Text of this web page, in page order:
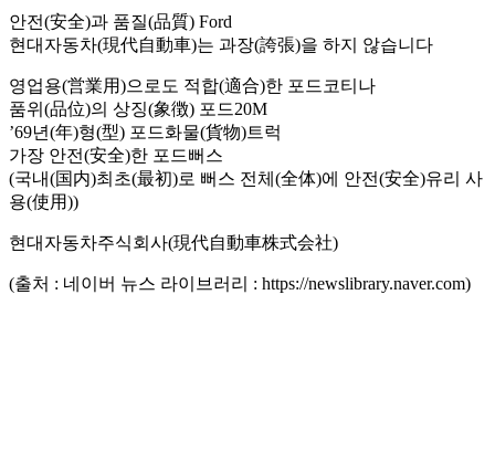
안전(安全)과 품질(品質) Ford
현대자동차(現代自動車)는 과장(誇張)을 하지 않습니다
영업용(営業用)으로도 적합(適合)한 포드코티나
품위(品位)의 상징(象徴) 포드20M
’69년(年)형(型) 포드화물(貨物)트럭
가장 안전(安全)한 포드뻐스
(국내(国内)최초(最初)로 뻐스 전체(全体)에 안전(安全)유리 사
용(使用))
현대자동차주식회사(現代自動車株式会社)
(출처 : 네이버 뉴스 라이브러리 : https://newslibrary.naver.com)